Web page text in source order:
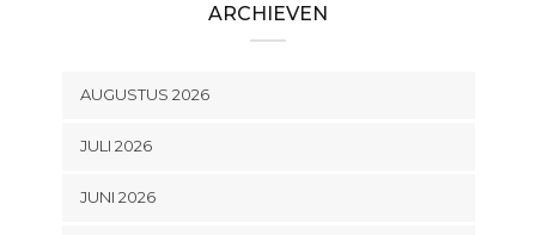
ARCHIEVEN
AUGUSTUS 2026
JULI 2026
JUNI 2026